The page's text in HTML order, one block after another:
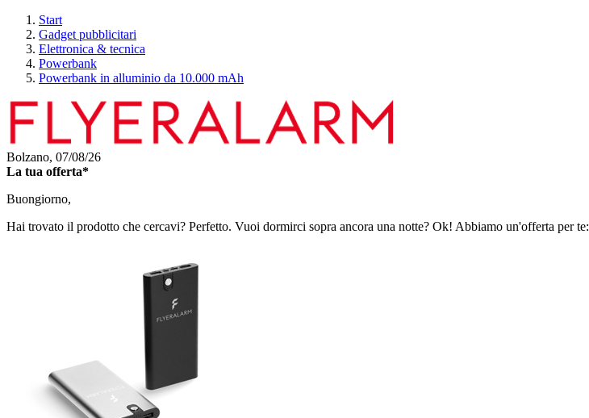
Start
Gadget pubblicitari
Elettronica & tecnica
Powerbank
Powerbank in alluminio da 10.000 mAh
Bolzano, 07/08/26
La tua offerta*
Buongiorno,
Hai trovato il prodotto che cercavi? Perfetto. Vuoi dormirci sopra ancora una notte? Ok! Abbiamo un'offerta per te: